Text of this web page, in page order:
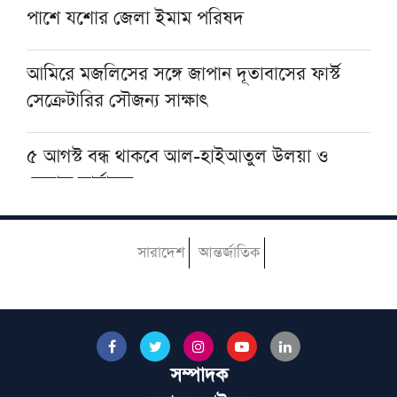
মিসরের গ্র্যান্ড মুফতি
পাশে যশোর জেলা ইমাম পরিষদ
আমিরে মজলিসের সঙ্গে জাপান দূতাবাসের ফার্স্ট
সেক্রেটারির সৌজন্য সাক্ষাৎ
৫ আগস্ট বন্ধ থাকবে আল-হাইআতুল উলয়া ও
বেফাক কার্যালয়
নোয়াখালীতে ইসলামি মহাসমাবেশ কাল, অতিথির
তালিকায় রয়েছেন যাঁরা
বেফাকের ইবতিদাইয়া মারহালার মানবণ্টন নিয়ে
সারাদেশ আন্তর্জাতিক
সম্পাদক